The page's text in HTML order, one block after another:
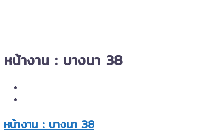
หน้างาน : บางนา 38
หน้างาน : บางนา 38